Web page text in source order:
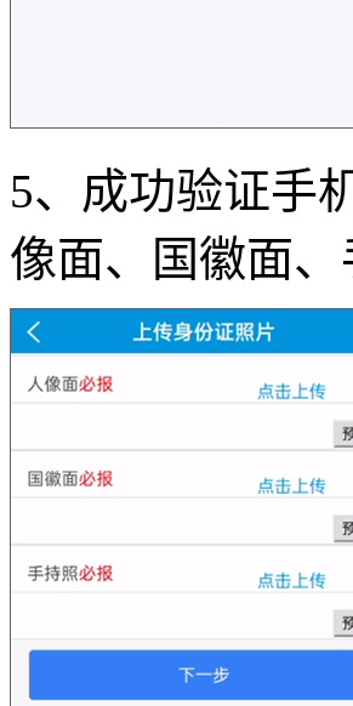
5、成功验证手
像面、国徽面